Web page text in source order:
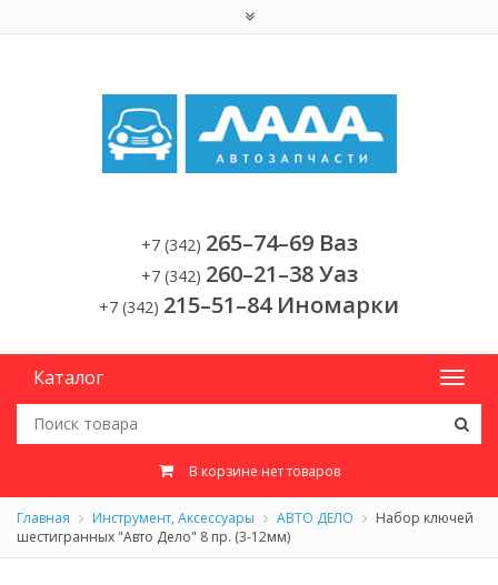
+7 (342) 265–74–69 Ваз
+7 (342) 260–21–38 Уаз
+7 (342) 215–51–84 Иномарки
Каталог
В корзине нет товаров
Главная Инструмент, Аксессуары АВТО ДЕЛО
Набор ключей
шестигранных "Авто Дело" 8 пр. (3-12мм)